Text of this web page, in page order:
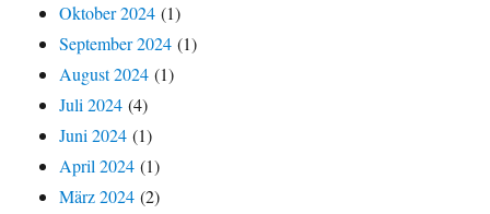
Oktober 2024 (1)
September 2024 (1)
August 2024 (1)
Juli 2024 (4)
Juni 2024 (1)
April 2024 (1)
März 2024 (2)